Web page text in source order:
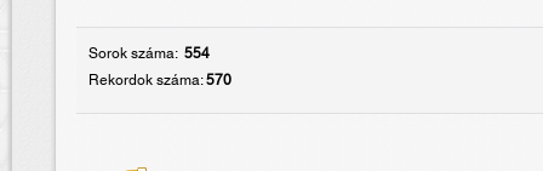
Sorok száma: 554
Rekordok száma:570